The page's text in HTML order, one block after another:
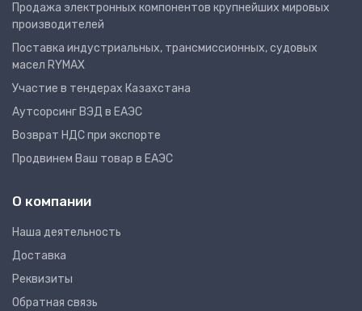
Продажа электронных компонентов крупнейших мировых
производителей
Поставка индустриальных, трансмиссионных, судовых
масел RYMAX
Участие в тендерах Казахстана
Аутсорсинг ВЭД в ЕАЭС
Возврат НДС при экспорте
Продвинем Ваш товар в ЕАЭС
О компании
Наша деятельность
Доставка
Реквизиты
Обратная связь